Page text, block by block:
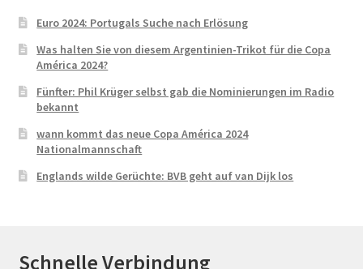
Euro 2024: Portugals Suche nach Erlösung
Was halten Sie von diesem Argentinien-Trikot für die Copa
América 2024?
Fünfter: Phil Krüger selbst gab die Nominierungen im Radio
bekannt
wann kommt das neue Copa América 2024
Nationalmannschaft
Englands wilde Gerüchte: BVB geht auf van Dijk los
Schnelle Verbindung